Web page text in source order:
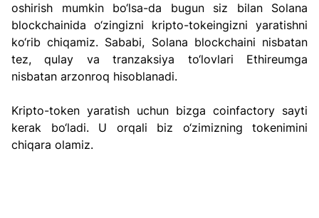
oshirish mumkin bo‘lsa-da bugun siz bilan Solana
blockchainida o‘zingizni kripto-tokeingizni yaratishni
ko‘rib chiqamiz. Sababi, Solana blockchaini nisbatan
tez, qulay va tranzaksiya to‘lovlari Ethireumga
nisbatan arzonroq hisoblanadi.
Kripto-token yaratish uchun bizga coinfactory sayti
kerak bo‘ladi. U orqali biz o‘zimizning tokenimini
chiqara olamiz.